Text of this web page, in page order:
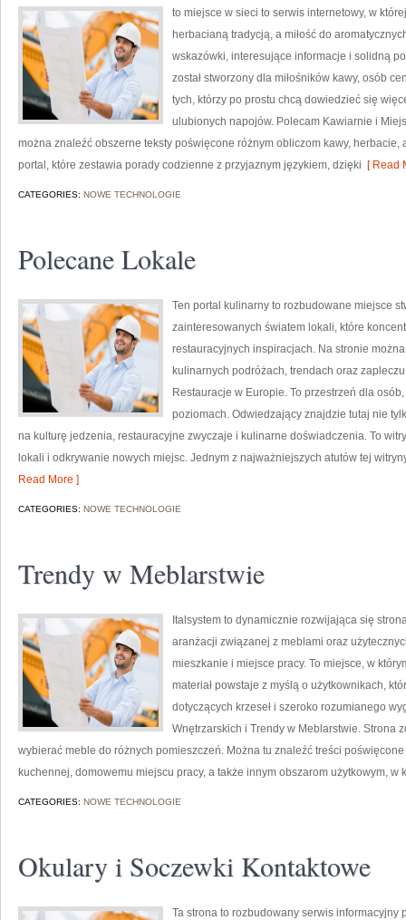
to miejsce w sieci to serwis internetowy, w
herbacianą tradycją, a miłość do
wskazówki, interesujące informacje i solidną
został stworzony dla miłośników kawy, osób
tych, którzy po prostu chcą dowiedzieć się
ulubionych napojów. Polecam Kawiarnie i
można znaleźć obszerne teksty poświęcone różnym obliczom kawy, herbacie,
portal, które zestawia porady codzienne z przyjaznym językiem, dzięki [ Read
CATEGORIES: NOWE TECHNOLOGIE
Polecane Lokale
Ten portal kulinarny to rozbudowane miejsce
zainteresowanych światem lokali, które
restauracyjnych inspiracjach. Na stronie
kulinarnych podróżach, trendach oraz
Restauracje w Europie. To przestrzeń dla
poziomach. Odwiedzający znajdzie tutaj nie
na kulturę jedzenia, restauracyjne zwyczaje i kulinarne doświadczenia. To
lokali i odkrywanie nowych miejsc. Jednym z najważniejszych atutów tej
Read More ]
CATEGORIES: NOWE TECHNOLOGIE
Trendy w Meblarstwie
Italsystem to dynamicznie rozwijająca się
aranżacji związanej z meblami oraz
mieszkanie i miejsce pracy. To miejsce, w
materiał powstaje z myślą o użytkownikach,
dotyczących krzeseł i szeroko rozumianego
Wnętrzarskich i Trendy w Meblarstwie. Strona
wybierać meble do różnych pomieszczeń. Można tu znaleźć treści
kuchennej, domowemu miejscu pracy, a także innym obszarom użytkowym, w
CATEGORIES: NOWE TECHNOLOGIE
Okulary i Soczewki Kontaktowe
Ta strona to rozbudowany serwis informacyjny